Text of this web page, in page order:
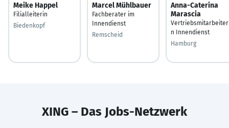
Meike Happel
Filialleiterin
Biedenkopf
Marcel Mühlbauer
Fachberater im
Innendienst
Remscheid
Anna-Caterina
Marascia
n Innendienst
Hamburg
XING – Das Jobs-Netzwerk